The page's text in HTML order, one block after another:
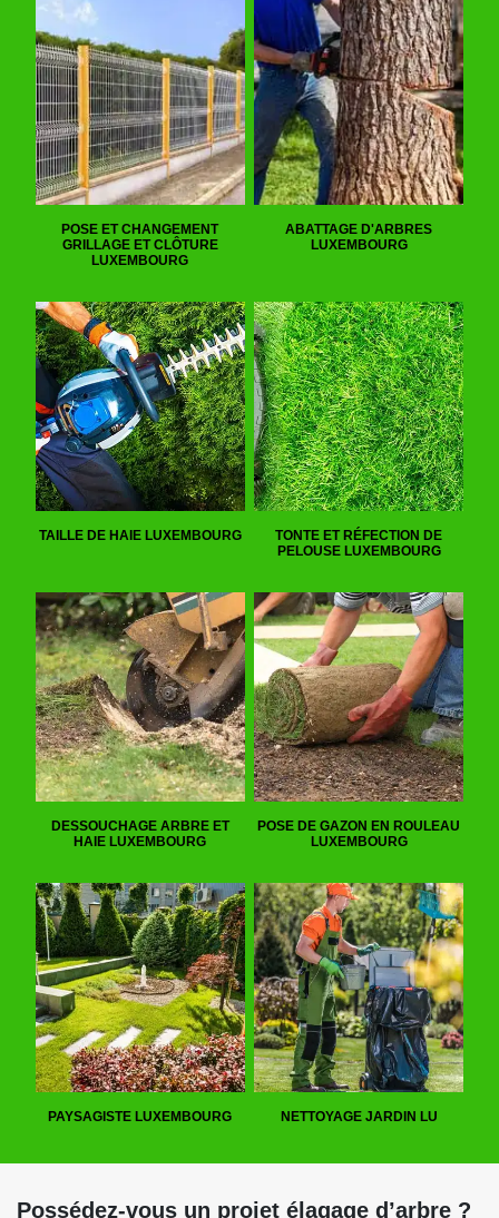
POSE ET CHANGEMENT
GRILLAGE ET CLÔTURE
LUXEMBOURG
ABATTAGE D'ARBRES
LUXEMBOURG
TAILLE DE HAIE LUXEMBOURG
TONTE ET RÉFECTION DE
PELOUSE LUXEMBOURG
DESSOUCHAGE ARBRE ET
HAIE LUXEMBOURG
POSE DE GAZON EN ROULEAU
LUXEMBOURG
PAYSAGISTE LUXEMBOURG NETTOYAGE JARDIN LU
Possédez-vous un projet élagage d’arbre ?